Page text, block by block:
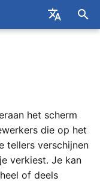
en beschrijvingen
wijzigen
wijzigen
wijzigen
aanvragen
sjablonen
het scherm
die op het
tellers verschijnen
verkiest. Je kan
of deels